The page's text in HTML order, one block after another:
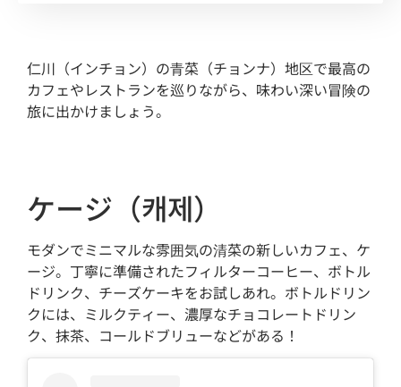
仁川（インチョン）の青菜（チョンナ）地区で最高の
カフェやレストランを巡りながら、味わい深い冒険の
旅に出かけましょう。
ケージ（캐제）
モダンでミニマルな雰囲気の清菜の新しいカフェ、ケ
ージ。丁寧に準備されたフィルターコーヒー、ボトル
ドリンク、チーズケーキをお試しあれ。ボトルドリン
クには、ミルクティー、濃厚なチョコレートドリン
ク、抹茶、コールドブリューなどがある！